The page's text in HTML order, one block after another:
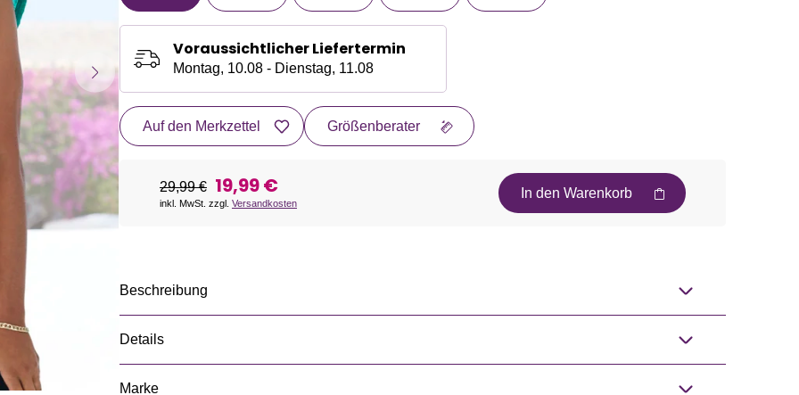
Voraussichtlicher Liefertermin
Montag, 10.08 - Dienstag, 11.08
Auf den Merkzettel Größenberater
29,99 € 19,99 €
inkl. MwSt. zzgl. Versandkosten
In den Warenkorb
Beschreibung
Details
Marke